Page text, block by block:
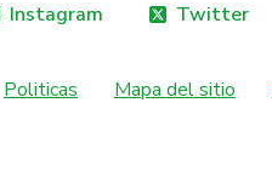
Instagram Twitter
Politicas Mapa del sitio